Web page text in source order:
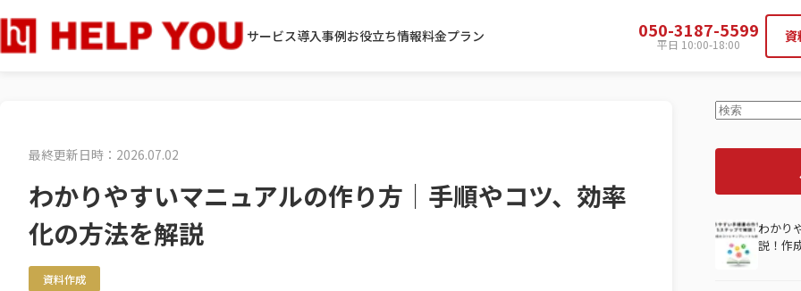
サービス導入事例お役立ち情報料金プラン 050-3187-5599
平日 10:00-18:00 資
最終更新日時：2026.07.02
わかりやすいマニュアルの作り方│手順やコツ、効率
化の方法を解説
資料作成
これは、自
わかり
説！作